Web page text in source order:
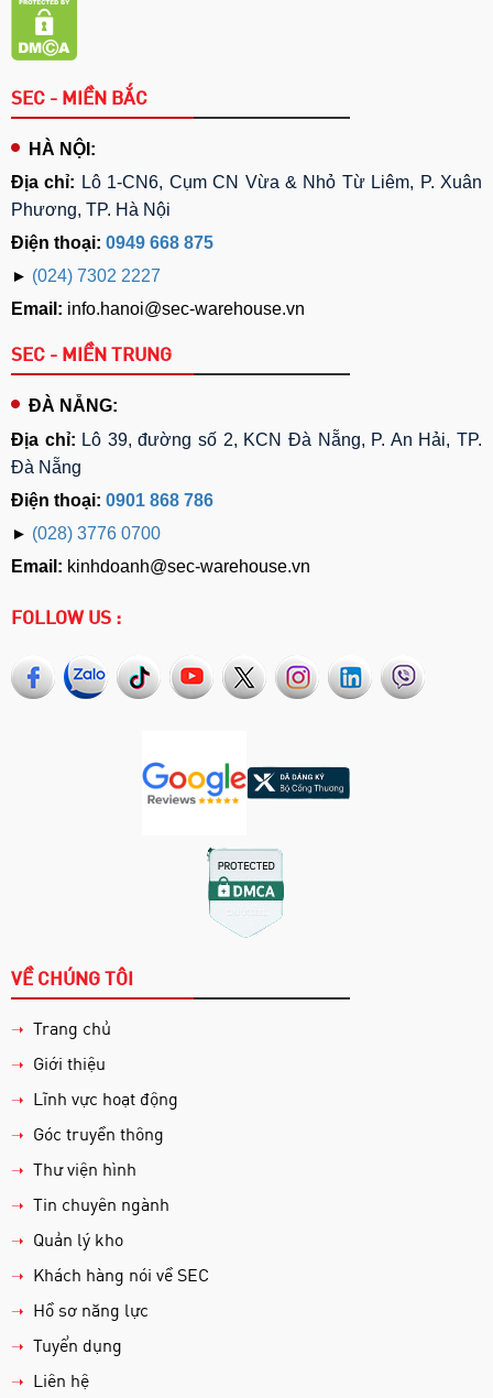
SEC - MIỀN BẮC
HÀ NỘI:
Địa chỉ: Lô 1-CN6, Cụm CN Vừa & Nhỏ Từ Liêm, P. Xuân
Phương, TP. Hà Nội
Điện thoại: 0949 668 875
► (024) 7302 2227
Email: info.hanoi@sec-warehouse.vn
SEC - MIỀN TRUNG
ĐÀ NẴNG:
Địa chỉ: Lô 39, đường số 2, KCN Đà Nẵng, P. An Hải, TP.
Đà Nẵng
Điện thoại: 0901 868 786
► (028) 3776 0700
Email: kinhdoanh@sec-warehouse.vn
FOLLOW US :
VỀ CHÚNG TÔI
➝ Trang chủ
➝ Giới thiệu
➝ Lĩnh vực hoạt động
➝ Góc truyền thông
➝ Thư viện hình
➝ Tin chuyên ngành
➝ Quản lý kho
➝ Khách hàng nói về SEC
➝ Hồ sơ năng lực
➝ Tuyển dụng
➝ Liên hệ